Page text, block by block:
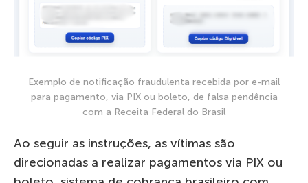
Exemplo de notificação fraudulenta recebida por e-mail
para pagamento, via PIX ou boleto, de falsa pendência
com a Receita Federal do Brasil
Ao seguir as instruções, as vítimas são
direcionadas a realizar pagamentos via PIX ou